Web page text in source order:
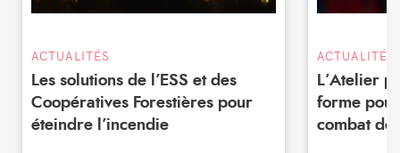
ACTUALITÉS
Les solutions de l’ESS et des
Coopératives Forestières pour
éteindre l’incendie
ACTUALITÉS
L’Atelier
forme
combat de